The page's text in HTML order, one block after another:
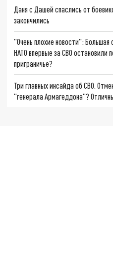
Даня с Дашей спаслись от
закончились
"Очень плохие новости":
НАТО впервые за СВО остановили
приграничье?
Три главных инсайда об СВО.
"генерала Армагеддона"?